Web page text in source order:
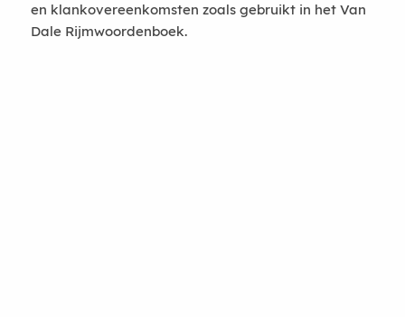
en klankovereenkomsten zoals gebruikt in het Van
Dale Rijmwoordenboek.